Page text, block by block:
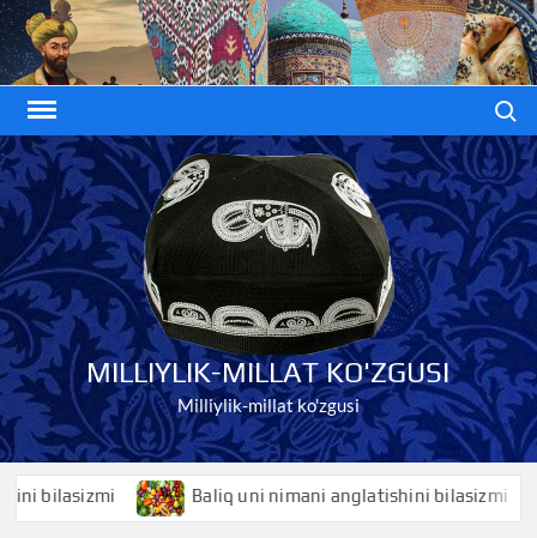
Skip
to
content
MILLIYLIK-MILLAT KO'ZGUSI
Milliylik-millat ko'zgusi
Baliq uni nimani anglatishini bilasizmi